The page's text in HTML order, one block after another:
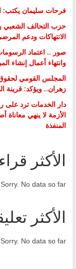
فرحات سليمان يكتب:
حزب التحالف الشعبي
الانتهاكات ودعم
صور .. اعتماد الرسومات
وانتهاء أعمال إنشاء
المجلس القومي لحقوق
زهران.. ويؤكد: قرينة
دار الخدمات ترد على
الأزمة لا ينهي
المنفذة
الأكثر
Sorry. No data so far.
الأكثر
Sorry. No data so far.